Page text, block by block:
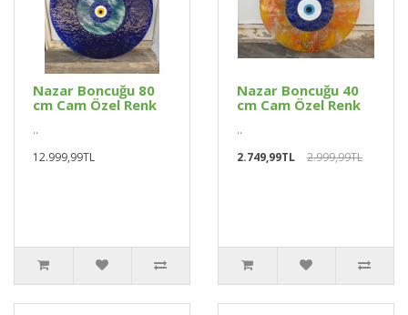
Nazar Boncuğu 80
cm Cam Özel Renk
..
12.999,99TL
Nazar Boncuğu 40
cm Cam Özel Renk
..
2.749,99TL
2.999,99TL